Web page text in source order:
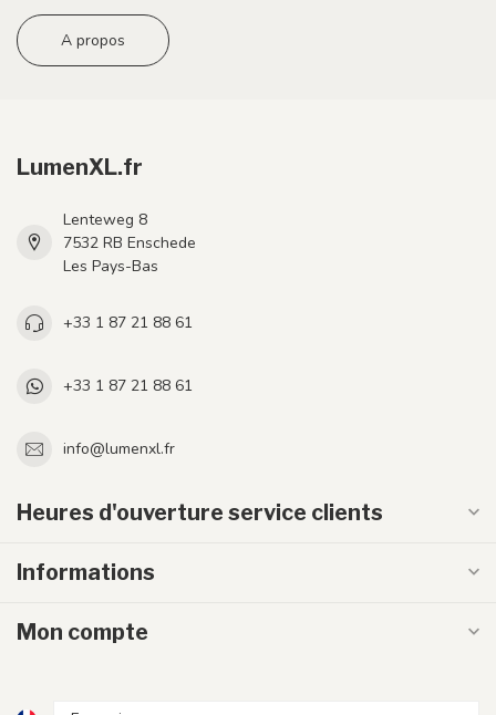
A propos
LumenXL.fr
Lenteweg 8
7532 RB Enschede
Les Pays-Bas
+33 1 87 21 88 61
+33 1 87 21 88 61
info@lumenxl.fr
Heures d'ouverture service clients
Informations
Mon compte